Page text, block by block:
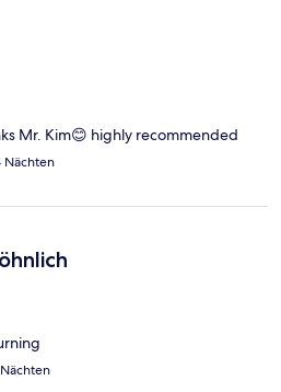
Mr. Kim😊 highly recommended
Nächten